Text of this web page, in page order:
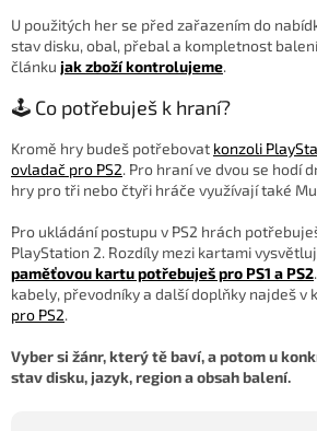
U použitých her se před zařazením do
stav disku, obal, přebal a kompletnost
článku jak zboží kontrolujeme.
🕹️ Co potřebuješ k hraní?
Kromě hry budeš potřebovat konzoli
ovladač pro PS2. Pro hraní ve dvou se hodí
hry pro tři nebo čtyři hráče využívají také
Pro ukládání postupu v PS2 hrách
PlayStation 2. Rozdíly mezi kartami
paměťovou kartu potřebuješ pro PS1 a PS2
kabely, převodníky a další doplňky najdeš v
pro PS2.
Vyber si žánr, který tě baví, a potom u
stav disku, jazyk, region a obsah balení.